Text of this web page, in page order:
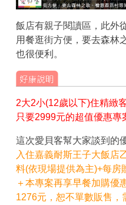
飯店有親子閱讀區，此外
用餐逛街方便，要去森林
也很便利。
2大2小(12歲以下)住精緻
只要2999元的超值優惠專
這次愛貝客幫大家談到的
入住嘉義耐斯王子大飯店
料(依現場提供為主)+每房
＋本專案再享早餐加購優
1276元，恕不單數販售